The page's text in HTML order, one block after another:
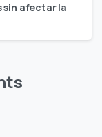
sin afectar la